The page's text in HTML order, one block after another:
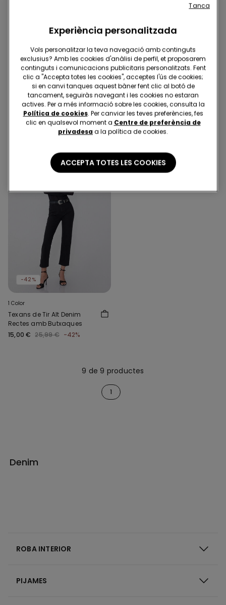
Jeggings de Tir Alt Efecte
Augment
19,99 €
-47%
4 Colors
Pantalons Curts de Denim
amb Serrell
10,00 € 18,99 € -47%
-42%
1 Color
Texans de Tir Alt Denim
Rectes amb Butxaques
15,00 € 25,99 € -42%
9 de 9 productes
1
Denim
ROBA INTERIOR
PIJAMES
Experiència personalitzada
Vols personalitzar la teva navegació amb continguts
exclusius? Amb les cookies d'anàlisi de perfil, et proposarem
continguts i comunicacions publicitaris personalitzats. Fent
clic a "Accepta totes les cookies", acceptes l'ús de cookies;
si en canvi tanques aquest bàner fent clic al botó de
tancament, seguiràs navegant i les cookies no estaran
actives. Per a més informació sobre les cookies, consulta la
Política de cookies. Per canviar les teves preferències, fes
clic en qualsevol moment a Centre de preferència de
privadesa a la política de cookies.
ACCEPTA TOTES LES COOKIES
Tanca